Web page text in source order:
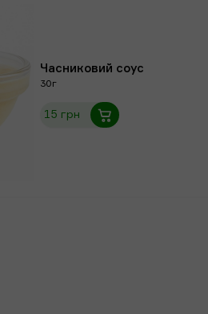
Часниковий соус
30г
15 грн